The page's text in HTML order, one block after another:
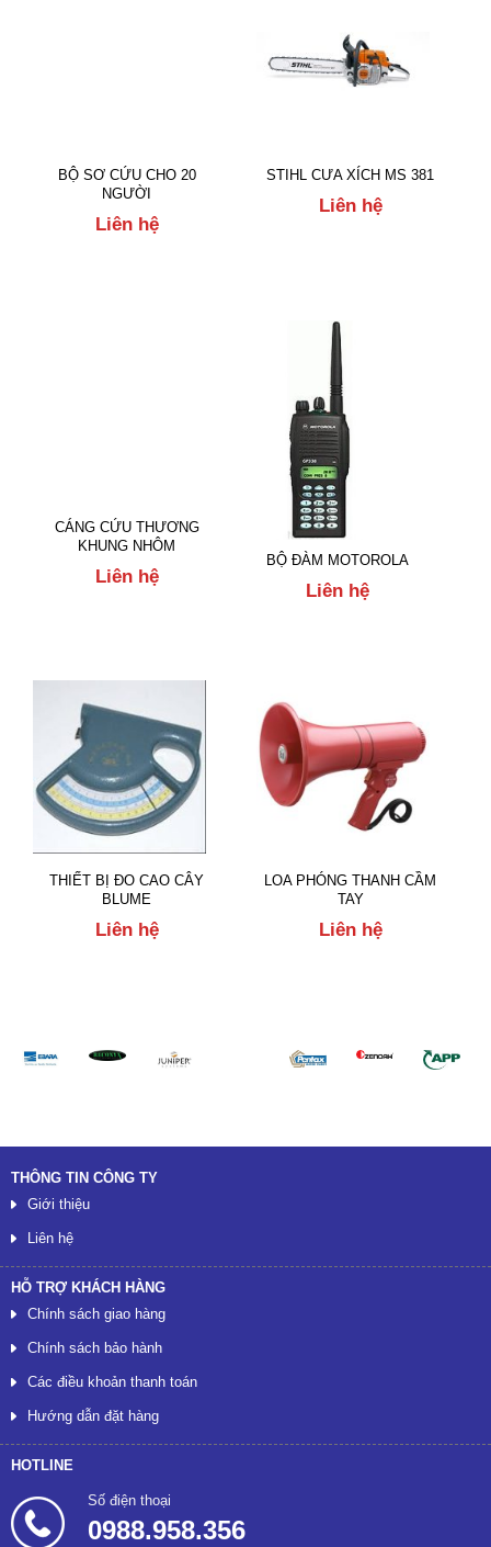
BỘ SƠ CỨU CHO 20
NGƯỜI
Liên hệ
STIHL CƯA XÍCH MS 381
Liên hệ
CÁNG CỨU THƯƠNG
KHUNG NHÔM
Liên hệ
BỘ ĐÀM MOTOROLA
Liên hệ
THIẾT BỊ ĐO CAO CÂY
BLUME
Liên hệ
LOA PHÓNG THANH CẦM
TAY
Liên hệ
THÔNG TIN CÔNG TY
Giới thiệu
Liên hệ
HỖ TRỢ KHÁCH HÀNG
Chính sách giao hàng
Chính sách bảo hành
Các điều khoản thanh toán
Hướng dẫn đặt hàng
HOTLINE
Số điện thoại
0988.958.356